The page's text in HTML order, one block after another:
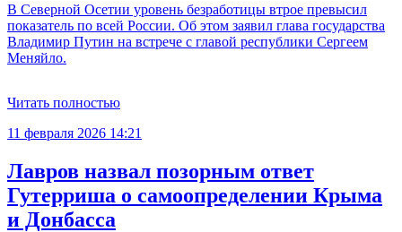
В Северной Осетии уровень безработицы втрое превысил
показатель по всей России. Об этом заявил глава государства
Владимир Путин на встрече с главой республики Сергеем
Меняйло.
Читать полностью
11 февраля 2026 14:21
Лавров назвал позорным ответ
Гутерриша о самоопределении Крыма
и Донбасса